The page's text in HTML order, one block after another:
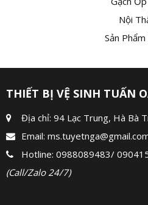
Nội
Sản
THIẾT BỊ VỆ SINH TUẤN
Địa chỉ: 94 Lạc Trung, Hà Bà
Email:
Hotline: 0988089483/
(Call/Zalo 24/7)